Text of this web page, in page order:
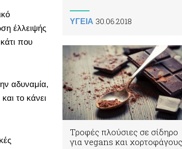
έλλειψής
που
αδυναμία,
το κάνει
ΥΓΕΙΑ 30.06.2018
Τροφές πλούσιες σε σίδηρο
για vegans και χορτοφάγους